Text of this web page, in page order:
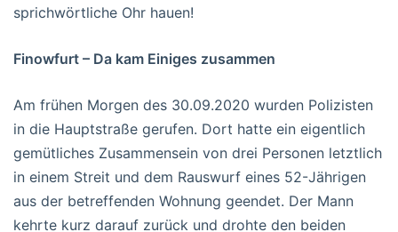
sprichwörtliche Ohr hauen!
Finowfurt – Da kam Einiges zusammen
Am frühen Morgen des 30.09.2020 wurden Polizisten
in die Hauptstraße gerufen. Dort hatte ein eigentlich
gemütliches Zusammensein von drei Personen letztlich
in einem Streit und dem Rauswurf eines 52-Jährigen
aus der betreffenden Wohnung geendet. Der Mann
kehrte kurz darauf zurück und drohte den beiden